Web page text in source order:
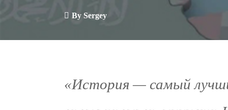
By Sergey
«История — самый